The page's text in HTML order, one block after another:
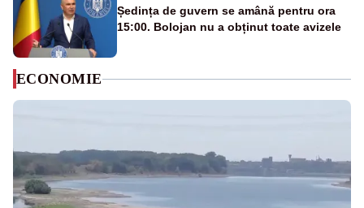
Ședința de guvern se amână pentru ora
15:00. Bolojan nu a obținut toate avizele
ECONOMIE